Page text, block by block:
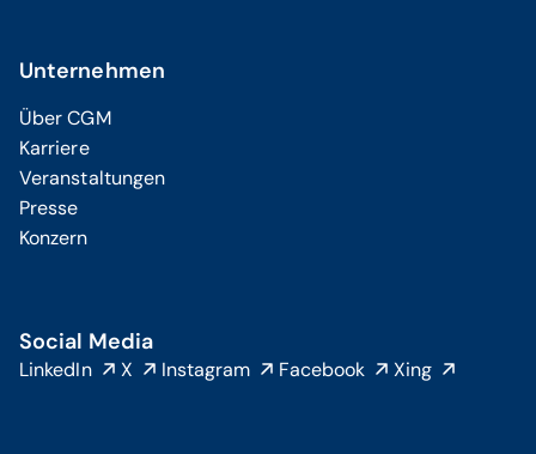
Unternehmen
Über CGM
Karriere
Veranstaltungen
Presse
Konzern
Social Media
LinkedIn X Instagram Facebook Xing